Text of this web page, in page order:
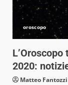
oroscopo
2020:
Matteo Fantozzi